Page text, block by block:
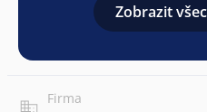
Zobrazit
Firma